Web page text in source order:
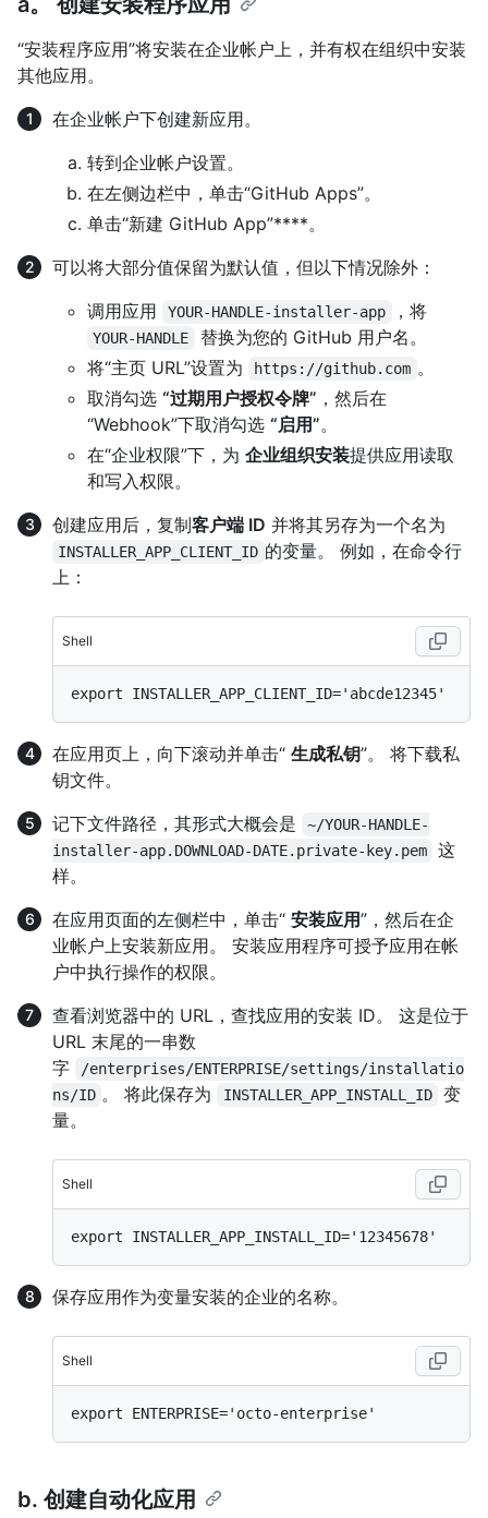
“安装程序应用”将安装在企业帐户上，并有权在组织中安装
其他应用。
在企业帐户下创建新应用。
转到企业帐户设置。
在左侧边栏中，单击“GitHub Apps”。
单击“新建 GitHub App”****。
可以将大部分值保留为默认值，但以下情况除外：
调用应用
YOUR-HANDLE-installer-app ，将
YOUR-HANDLE
替换为您的 GitHub 用户名。
将“主页 URL”设置为
https://github.com 。
取消勾选 “过期用户授权令牌” ，然后在
“Webhook”下取消勾选 “启用”。
在“企业权限”下，为 企业组织安装提供应用读取
和写入权限。
创建应用后，复制客户端 ID 并将其另存为一个名为
INSTALLER_APP_CLIENT_ID 的变量。 例如，在命令行
上：
Shell
在应用页上，向下滚动并单击“ 生成私钥”。 将下载私
钥文件。
记下文件路径，其形式大概会是
~/YOUR-HANDLE-
installer-app.DOWNLOAD-DATE.private-key.pem
这
样。
在应用页面的左侧栏中，单击“ 安装应用”，然后在企
业帐户上安装新应用。 安装应用程序可授予应用在帐
户中执行操作的权限。
查看浏览器中的 URL，查找应用的安装 ID。 这是位于
URL 末尾的一串数
字
/enterprises/ENTERPRISE/settings/installatio
ns/ID 。 将此保存为 INSTALLER_APP_INSTALL_ID
变
量。
Shell
保存应用作为变量安装的企业的名称。
Shell
b. 创建自动化应用